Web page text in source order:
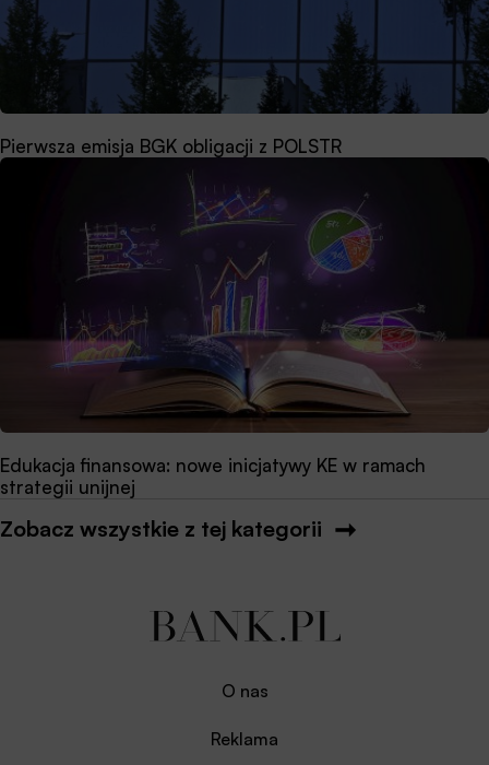
Pierwsza emisja BGK obligacji z POLSTR
Edukacja finansowa: nowe inicjatywy KE w ramach
strategii unijnej
Zobacz wszystkie z tej kategorii
O nas
Reklama